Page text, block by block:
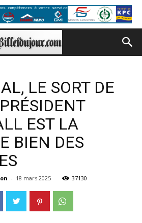
LE SORT DE
EST LA
BIEN DES
- 18 mars 2025 37130